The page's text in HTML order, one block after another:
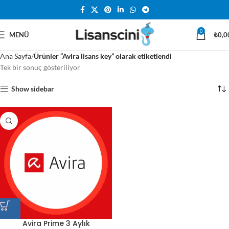
MENÜ 0 ₺
Ana Sayfa Ürünler “Avira lisans key” olarak etiketlendi
Tek bir sonuç gösteriliyor
Show sidebar
Avira Prime 3 Aylık